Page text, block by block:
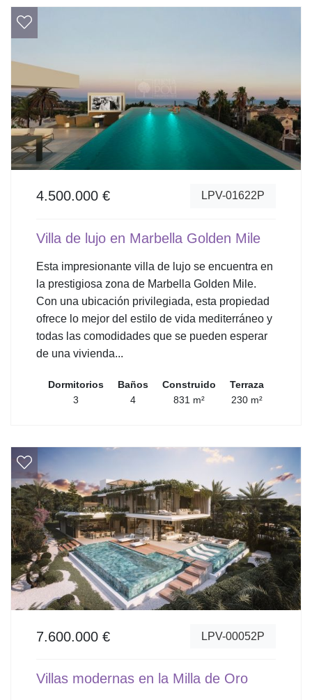
4.500.000 € LPV-01622P
Villa de lujo en Marbella Golden Mile
Esta impresionante villa de lujo se encuentra en
la prestigiosa zona de Marbella Golden Mile.
Con una ubicación privilegiada, esta propiedad
ofrece lo mejor del estilo de vida mediterráneo y
todas las comodidades que se pueden esperar
de una vivienda...
Dormitorios
3
Baños
4
Construido
831 m²
Terraza
230 m²
7.600.000 € LPV-00052P
Villas modernas en la Milla de Oro